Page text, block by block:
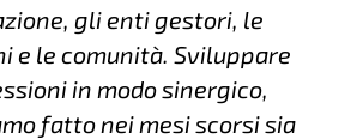
gli enti gestori, le
e le comunità. Sviluppare
in modo sinergico,
fatto nei mesi scorsi sia